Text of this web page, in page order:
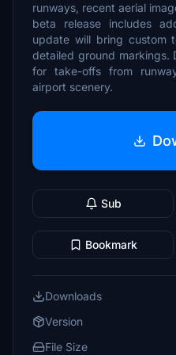
runways, recent aerial
beta release includes
update will bring custom
detailed ground markings.
for take-offs from
airport scenery.
Sub
Bookmark
Downloads
Version
File Size